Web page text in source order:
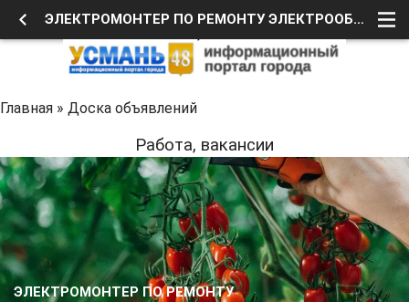
ЭЛЕКТРОМОНТЕР ПО РЕМОНТУ ЭЛЕКТРООБОРУДОВАНИЯ
Главная » Доска объявлений
Работа, вакансии
ЭЛЕКТРОМОНТЕР ПО РЕМОНТУ